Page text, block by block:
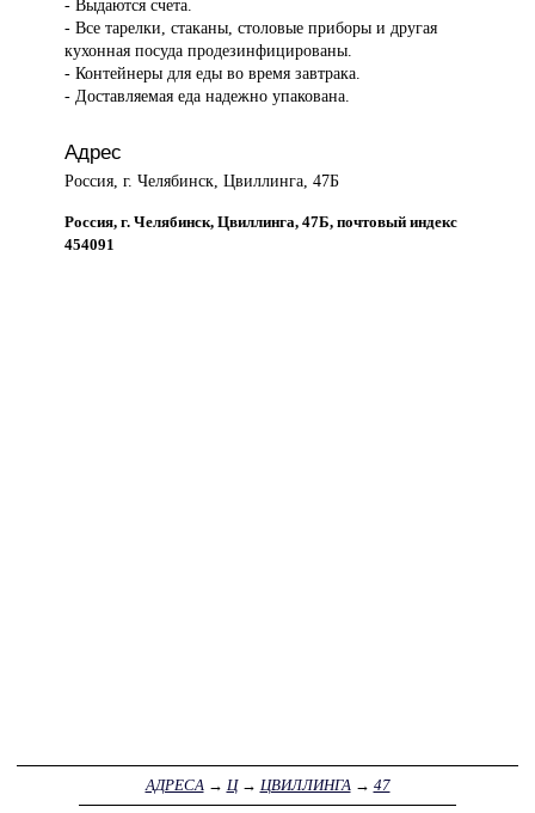
- Выдаются счета.
- Все тарелки, стаканы, столовые приборы и другая
кухонная посуда продезинфицированы.
- Контейнеры для еды во время завтрака.
- Доставляемая еда надежно упакована.
Адрес
Россия, г. Челябинск, Цвиллинга, 47Б
Россия, г. Челябинск, Цвиллинга, 47Б, почтовый индекс
454091
АДРЕСА→ Ц→ ЦВИЛЛИНГА→ 47